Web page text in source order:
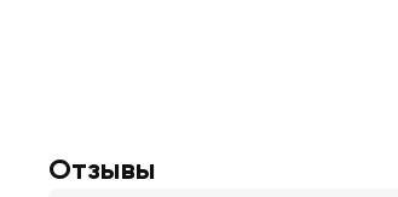
Отзывы